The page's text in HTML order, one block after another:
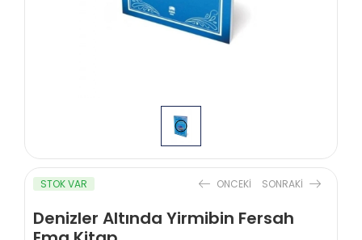
STOK VAR ONCEKI SONRAKI
Denizler Altında Yirmibin Fersah